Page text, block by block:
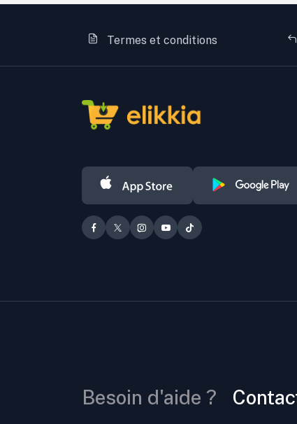
Termes et conditions
Besoin d'aide ?